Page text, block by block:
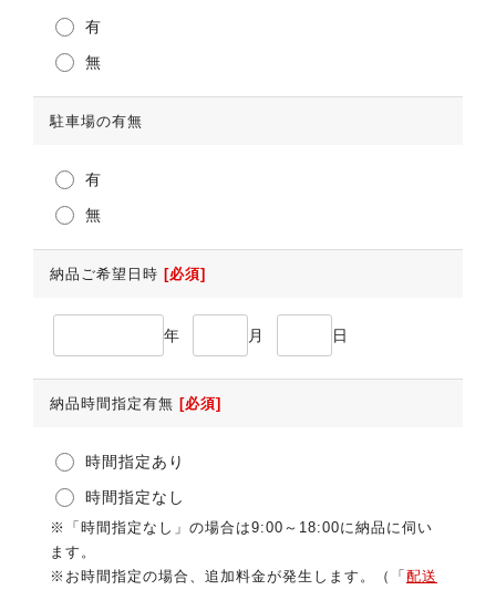
有
無
駐車場の有無
有
無
納品ご希望日時 [必須]
年 月 日
納品時間指定有無 [必須]
時間指定あり
時間指定なし
※「時間指定なし」の場合は9:00～18:00に納品に伺い
ます。
※お時間指定の場合、追加料金が発生します。（「 配送